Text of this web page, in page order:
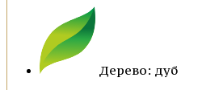
Дерево: дуб